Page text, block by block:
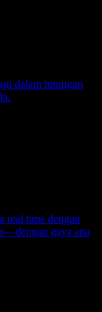
dalam hitungan
real time dengan
gaya apa